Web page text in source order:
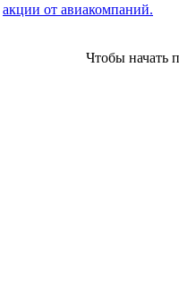
акции от авиакомпаний.
Чтобы начать